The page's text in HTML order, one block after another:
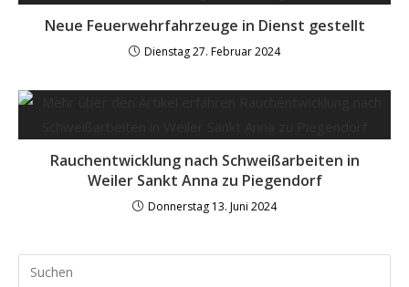
Neue Feuerwehrfahrzeuge in Dienst gestellt
Dienstag 27. Februar 2024
Rauchentwicklung nach Schweißarbeiten in
Weiler Sankt Anna zu Piegendorf
Donnerstag 13. Juni 2024